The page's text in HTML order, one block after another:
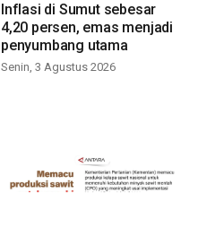
Inflasi di Sumut sebesar
4,20 persen, emas menjadi
penyumbang utama
Senin, 3 Agustus 2026